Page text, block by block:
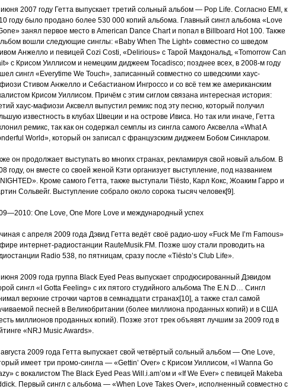
2007 году Гетта выпускает третий сольный альбом — Pop Life. Согласно EMI, к
году было продано более 530 000 копий альбома. Главный сингл альбома «Love
занял первое место в American Dance Chart и попал в Billboard Hot 100. Также
вошли следующие синглы: «Baby When The Light» совместно со шведом
Анжелло и певицей Cozi Costi, «Delirious» с Тарой Макдональд, «Tomorrow Can
с Крисом Уиллисом и немецким диджеем Tocadisco; позднее всех, в 2008-м году
сингл «Everytime We Touch», записанный совместно со шведскими хаус-
Стивом Анжелло и Себастианом Ингроссо и со всё тем же американским
Крисом Уиллисом. Причём с этим сиглом связана интересная история:
хаус-мафиози Аксвелл выпустил ремикс под эту песню, который получил
известность в клубах Швеции и на острове Ивиса. Но так или иначе, Гетта
ремикс, так как он содержал семплы из сингла самого Аксвелла «What A
World», который он записал с французским диджеем Бобом Синкларом.
он продолжает выступать во многих странах, рекламируя свой новый альбом. В
году, он вместе со своей женой Кэти организует выступление, под названием
Кроме самого Гетта, также выступали Tiësto, Карл Кокс, Жоаким Гарро и
Сольвейг. Выступление собрало около сорока тысяч человек[9].
One Love, One More Love и международный успех
с апреля 2009 года Дэвид Гетта ведёт своё радио-шоу «Fuck Me I’m Famous»
интернет-радиостанции RauteMusik.FM. Позже шоу стали проводить на
Radio 538, по пятницам, сразу после «Tiësto’s Club Life».
2009 года группа Black Eyed Peas выпускает спродюсированный Дэвидом
сингл «I Gotta Feeling» с их пятого студийного альбома The E.N.D… Сингл
верхние строчки чартов в семнадцати странах[10], а также стал самой
песней в Великобритании (более миллиона проданных копий) и в США
миллионов проданных копий). Позже этот трек объявят лучшим за 2009 год в
«NRJ Music Awards».
2009 года Гетта выпускает свой четвёртый сольный альбом — One Love,
имеет три промо-сингла — «Gettin’ Over» с Крисом Уиллисом, «I Wanna Go
с вокалистом The Black Eyed Peas Will.i.am’ом и «If We Ever» с певицей Makeba
Первый сингл с альбома — «When Love Takes Over», исполненный совместно с